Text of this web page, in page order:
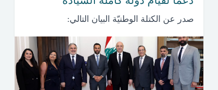
صدر عن الكتلة الوطنيّة البيان التالي: